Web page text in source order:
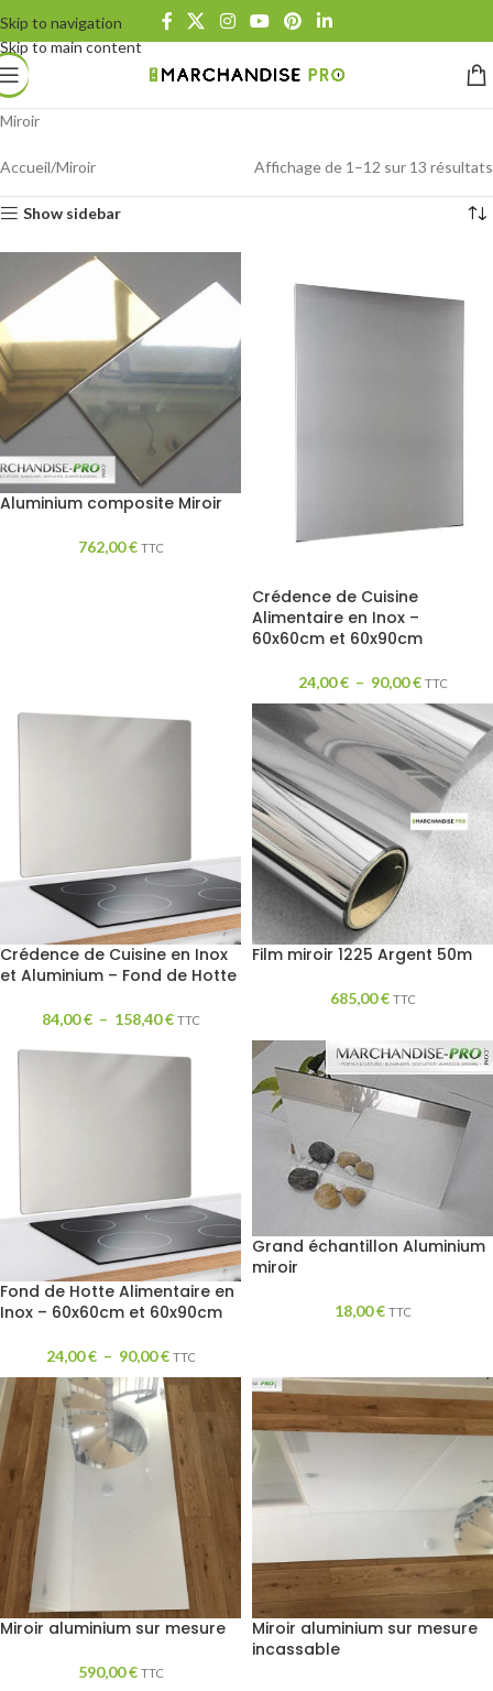
Skip to navigation
Skip to main content
Miroir
Accueil Miroir Affichage de 1–12 sur 13 résultats
Show sidebar
Aluminium composite Miroir
762,00€ TTC
Crédence de Cuisine
Alimentaire en Inox –
60x60cm et 60x90cm
24,00€ – 90,00€ TTC
Crédence de Cuisine en Inox
et Aluminium – Fond de Hotte
84,00€ – 158,40€ TTC
Film miroir 1225 Argent 50m
685,00€ TTC
Fond de Hotte Alimentaire en
Inox – 60x60cm et 60x90cm
24,00€ – 90,00€ TTC
Grand échantillon Aluminium
miroir
18,00€ TTC
Miroir aluminium sur mesure
590,00€ TTC
Miroir aluminium sur mesure
incassable